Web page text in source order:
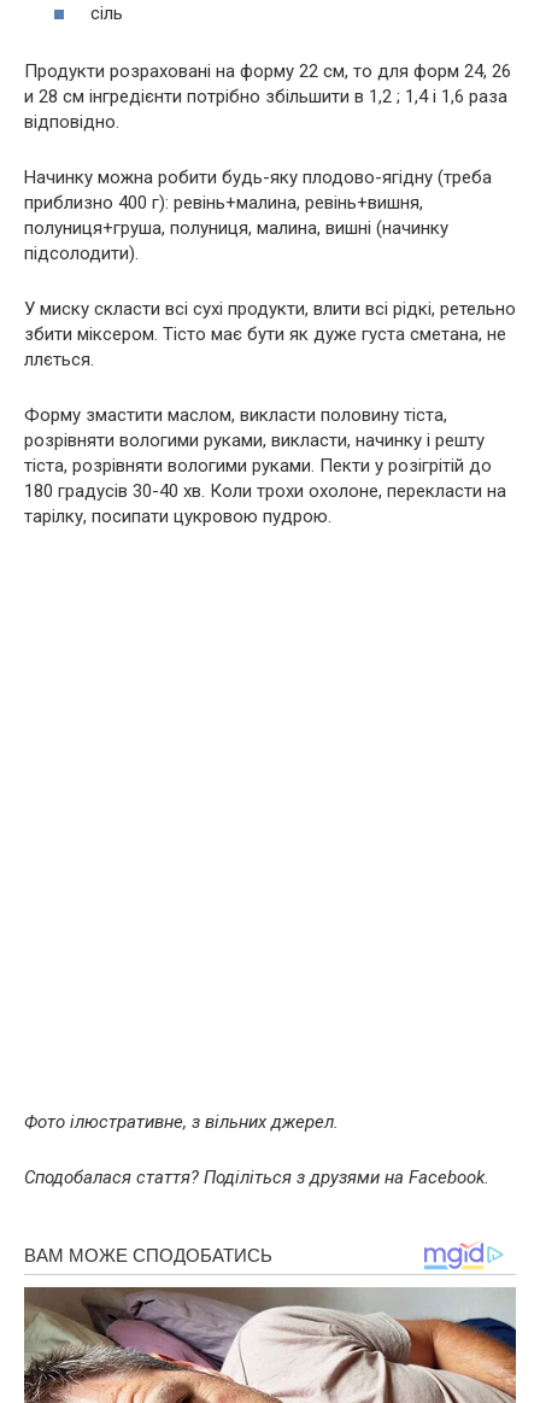
сіль
Продукти розраховані на форму 22 см, то для форм 24, 26
и 28 см інгредієнти потрібно збільшити в 1,2 ; 1,4 і 1,6 раза
відповідно.
Начинку можна робити будь-яку плодово-ягідну (треба
приблизно 400 г): ревінь+малина, ревінь+вишня,
полуниця+груша, полуниця, малина, вишні (начинку
підсолодити).
У миску скласти всі сухі продукти, влити всі рідкі, ретельно
збити міксером. Тісто має бути як дуже густа сметана, не
ллється.
Форму змастити маслом, викласти половину тіста,
розрівняти вологими руками, викласти, начинку і решту
тіста, розрівняти вологими руками. Пекти у розігрітій до
180 градусів 30-40 хв. Коли трохи охолоне, перекласти на
тарілку, посипати цукровою пудрою.
Фото ілюстративне, з вільних джерел.
Сподобалася стаття? Поділіться з друзями на Facebook.